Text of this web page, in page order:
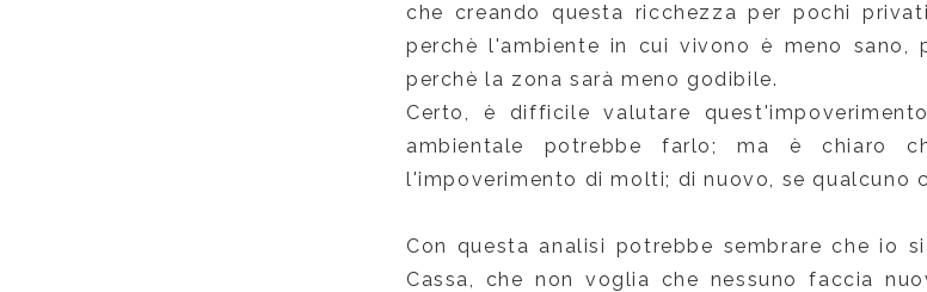
che creando questa ricchezza per pochi
perchè l'ambiente in cui vivono è meno
perchè la zona sarà meno godibile.
Certo, è difficile valutare
ambientale potrebbe farlo; ma è chiaro
l'impoverimento di molti; di nuovo, se qualcuno
Con questa analisi potrebbe sembrare che io
Cassa, che non voglia che nessuno faccia